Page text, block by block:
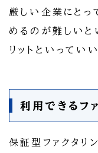
厳しい企業にとっ
めるのが難しいと
リットといっていい
利用できるフ
保証型ファクタリ